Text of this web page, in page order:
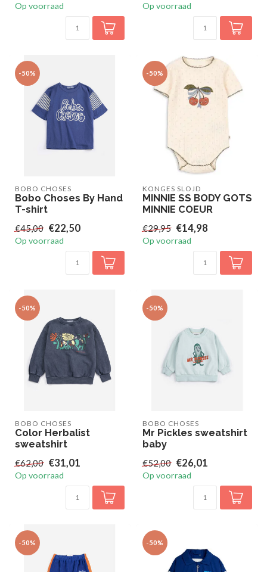
Op voorraad Op voorraad
-50%
BOBO CHOSES
Bobo Choses By Hand
T-shirt
€45,00 €22,50
Op voorraad
-50%
KONGES SLOJD
MINNIE SS BODY GOTS
MINNIE COEUR
€29,95 €14,98
Op voorraad
-50%
BOBO CHOSES
Color Herbalist
sweatshirt
€62,00 €31,01
Op voorraad
-50%
BOBO CHOSES
Mr Pickles sweatshirt
baby
€52,00 €26,01
Op voorraad
-50% -50%